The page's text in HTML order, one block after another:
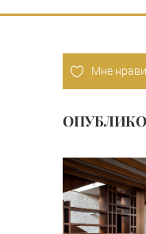
Мне